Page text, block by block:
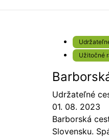
Užitočné
Udržateľné
01. 08. 2023
Barborská
Slovensku.